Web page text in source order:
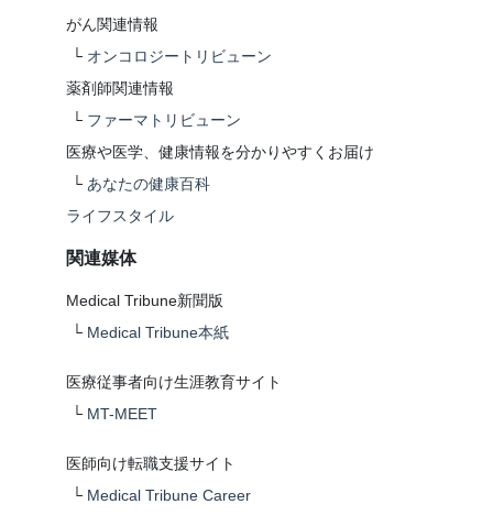
がん関連情報
└ オンコロジートリビューン
薬剤師関連情報
└ ファーマトリビューン
医療や医学、健康情報を分かりやすくお届け
└ あなたの健康百科
ライフスタイル
関連媒体
Medical Tribune新聞版
└ Medical Tribune本紙
医療従事者向け生涯教育サイト
└ MT-MEET
医師向け転職支援サイト
└ Medical Tribune Career